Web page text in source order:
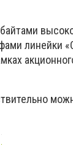
линейки